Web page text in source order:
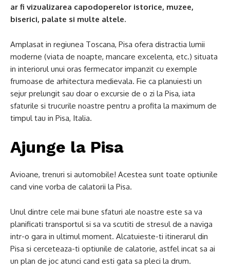
ar fi vizualizarea capodoperelor istorice, muzee,
biserici, palate si multe altele.
Amplasat in regiunea Toscana, Pisa ofera distractia lumii
moderne (viata de noapte, mancare excelenta, etc.) situata
in interiorul unui oras fermecator impanzit cu exemple
frumoase de arhitectura medievala. Fie ca planuiesti un
sejur prelungit sau doar o excursie de o zi la Pisa, iata
sfaturile si trucurile noastre pentru a profita la maximum de
timpul tau in Pisa, Italia.
Ajunge la Pisa
Avioane, trenuri si automobile! Acestea sunt toate optiunile
cand vine vorba de calatorii la Pisa.
Unul dintre cele mai bune sfaturi ale noastre este sa va
planificati transportul si sa va scutiti de stresul de a naviga
intr-o gara in ultimul moment. Alcatuieste-ti itinerarul din
Pisa si cerceteaza-ti optiunile de calatorie, astfel incat sa ai
un plan de joc atunci cand esti gata sa pleci la drum.